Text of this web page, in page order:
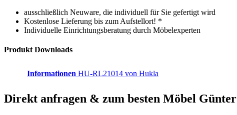
ausschließlich Neuware, die individuell für Sie gefertigt wird
Kostenlose Lieferung bis zum Aufstellort! *
Individuelle Einrichtungsberatung durch Möbelexperten
Produkt Downloads
Informationen HU-RL21014 von Hukla
Direkt anfragen & zum besten Möbel Günter